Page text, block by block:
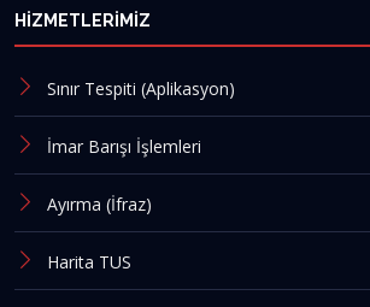
HIZMETLERIMIZ
Sınır Tespiti (Aplikasyon)
İmar Barışı İşlemleri
Ayırma (İfraz)
Harita TUS